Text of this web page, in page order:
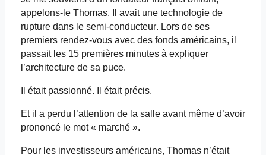
appelons-le Thomas. Il avait une technologie de
rupture dans le semi-conducteur. Lors de ses
premiers rendez-vous avec des fonds américains, il
passait les 15 premières minutes à expliquer
l’architecture de sa puce.
Il était passionné. Il était précis.
Et il a perdu l’attention de la salle avant même d’avoir
prononcé le mot « marché ».
Pour les investisseurs américains, Thomas n’était